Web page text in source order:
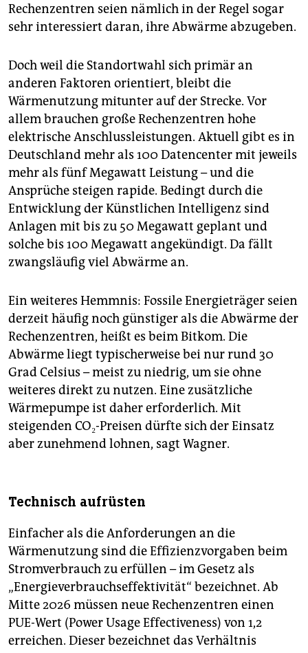
Rechenzentren seien nämlich in der Regel sogar
sehr interessiert daran, ihre Abwärme abzugeben.
Doch weil die Standortwahl sich primär an
anderen Faktoren orientiert, bleibt die
Wärmenutzung mitunter auf der Strecke. Vor
allem brauchen große Rechenzentren hohe
elektrische Anschlussleistungen. Aktuell gibt es in
Deutschland mehr als 100 Datencenter mit jeweils
mehr als fünf Megawatt Leistung – und die
Ansprüche steigen rapide. Bedingt durch die
Entwicklung der Künstlichen Intelligenz sind
Anlagen mit bis zu 50 Megawatt geplant und
solche bis 100 Megawatt angekündigt. Da fällt
zwangsläufig viel Abwärme an.
Ein weiteres Hemmnis: Fossile Energieträger seien
derzeit häufig noch günstiger als die Abwärme der
Rechenzentren, heißt es beim Bitkom. Die
Abwärme liegt typischerweise bei nur rund 30
Grad Celsius – meist zu niedrig, um sie ohne
weiteres direkt zu nutzen. Eine zusätzliche
Wärmepumpe ist daher erforderlich. Mit
steigenden CO₂-Preisen dürfte sich der Einsatz
aber zunehmend lohnen, sagt Wagner.
Technisch aufrüsten
Einfacher als die Anforderungen an die
Wärmenutzung sind die Effizienzvorgaben beim
Stromverbrauch zu erfüllen – im Gesetz als
„Energieverbrauchseffektivität“ bezeichnet. Ab
Mitte 2026 müssen neue Rechenzentren einen
PUE-Wert (Power Usage Effectiveness) von 1,2
erreichen. Dieser bezeichnet das Verhältnis